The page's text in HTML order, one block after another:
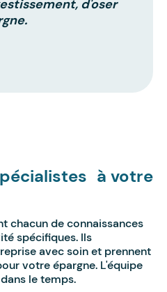
d'oser
à votre
chacun de connaissances
spécifiques. Ils
avec soin et prennent
votre épargne. L'équipe
le temps.